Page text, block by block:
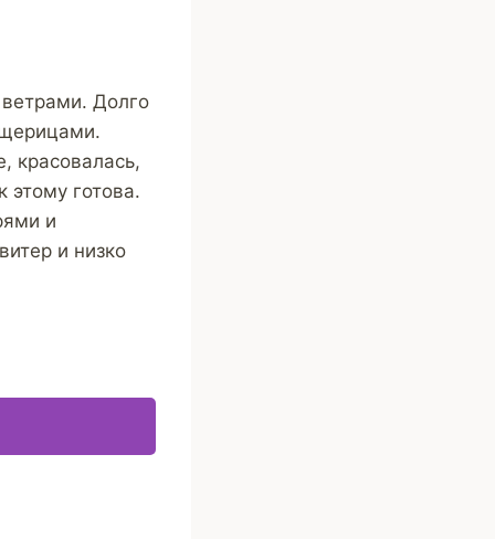
Долго
красовалась,
готова.
и
и низко